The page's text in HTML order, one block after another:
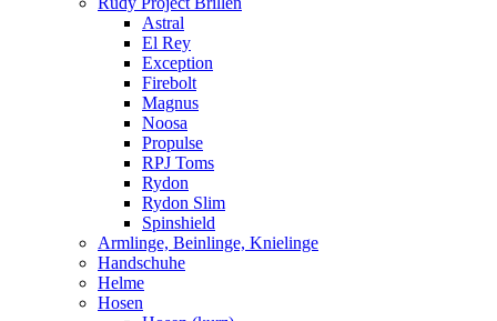
Astral
El Rey
Exception
Firebolt
Magnus
Noosa
Propulse
RPJ Toms
Rydon
Rydon Slim
Spinshield
Armlinge, Beinlinge, Knielinge
Handschuhe
Helme
Hosen